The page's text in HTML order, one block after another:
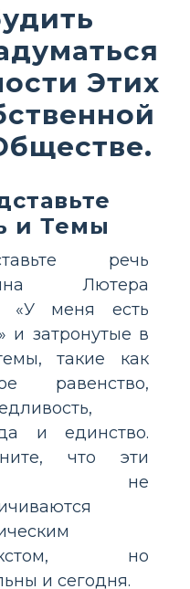
Этих
и Темы
речь
Лютера
«У меня есть
и затронутые в
такие как
равенство,
и единство.
что эти
не
но
и сегодня.